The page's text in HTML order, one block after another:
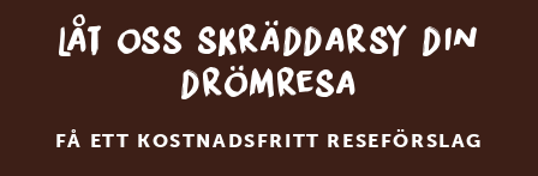
Låt oss skräddarsy din
drömresa
FÅ ETT KOSTNADSFRITT RESEFÖRSLAG